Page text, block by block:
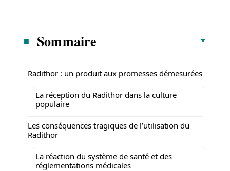
Sommaire
Radithor : un produit aux promesses démesurées
La réception du Radithor dans la culture
populaire
Les conséquences tragiques de l’utilisation du
Radithor
La réaction du système de santé et des
réglementations médicales